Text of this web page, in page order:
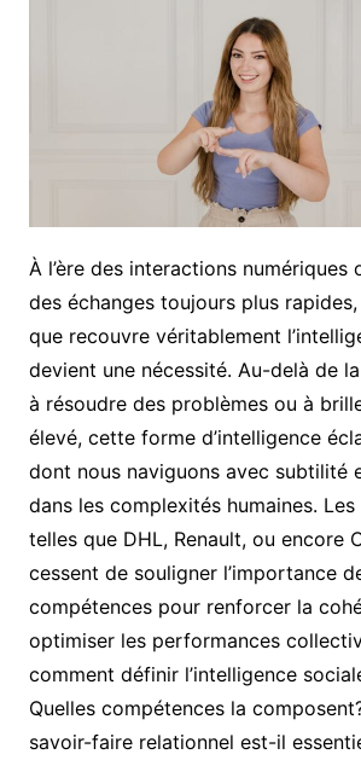
À l’ère des interactions numériques
des échanges toujours plus
que recouvre véritablement
devient une nécessité. Au-delà de
à résoudre des problèmes ou à
élevé, cette forme d’intelligence
dont nous naviguons avec subtilité
dans les complexités humaines.
telles que DHL, Renault, ou encore
cessent de souligner l’importance
compétences pour renforcer la
optimiser les performances
comment définir l’intelligence
Quelles compétences la
savoir-faire relationnel est-il